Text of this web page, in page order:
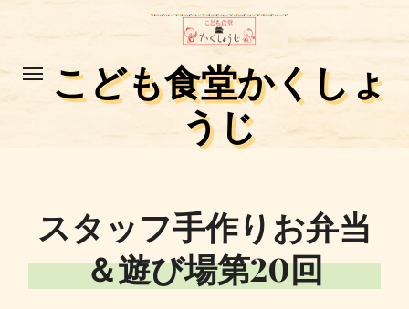
こども食堂かくしょ
うじ
スタッフ手作りお弁当
＆遊び場第20回